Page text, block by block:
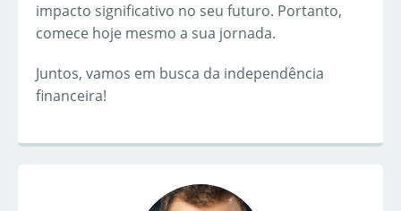
impacto significativo no seu futuro. Portanto,
comece hoje mesmo a sua jornada.
Juntos, vamos em busca da independência
financeira!